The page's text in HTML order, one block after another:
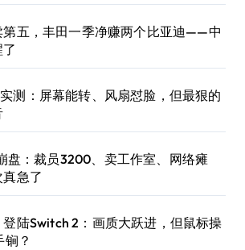
第五，丰田一季净赚两个比亚迪——中
测：屏幕能转、风扇怼脸，但最狠的
盘：裁员3200、卖工作室、网络瘫
急了
登陆Switch 2：画质大跃进，但鼠标操
锏？